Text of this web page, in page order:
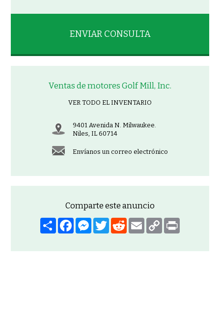
Ventas de motores Golf Mill, Inc.
VER TODO EL INVENTARIO
9401 Avenida N. Milwaukee.
Niles, IL 60714
Envíanos un correo electrónico
Comparte este anuncio
CompartirFacebookMensajero
Gorjeo Reddit Correo
electrónico
Copiar
enlace